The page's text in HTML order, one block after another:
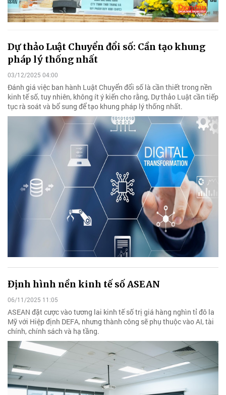
Dự thảo Luật Chuyển đổi số: Cần tạo khung
pháp lý thống nhất
03/12/2025 04:00
Đánh giá việc ban hành Luật Chuyển đổi số là cần thiết trong nền
kinh tế số, tuy nhiên, không ít ý kiến cho rằng, Dự thảo Luật cần tiếp
tục rà soát và bổ sung để tạo khung pháp lý thống nhất.
Định hình nền kinh tế số ASEAN
06/11/2025 11:05
ASEAN đặt cược vào tương lai kinh tế số trị giá hàng nghìn tỉ đô la
Mỹ với Hiệp định DEFA, nhưng thành công sẽ phụ thuộc vào AI, tài
chính, chính sách và hạ tầng.